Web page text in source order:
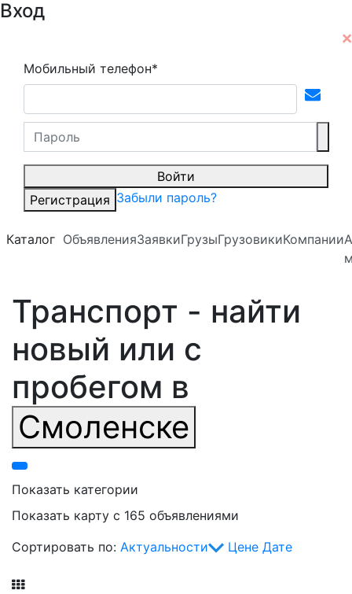
Вход
Мобильный телефон*
Войти
Регистрация Забыли пароль?
Каталог ОбъявленияЗаявкиГрузыГрузовикиКомпании
Транспорт - найти
новый или с
пробегом в
Смоленске
Показать категории
Показать карту с 165 объявлениями
Сортировать по: Актуальности Цене Дате